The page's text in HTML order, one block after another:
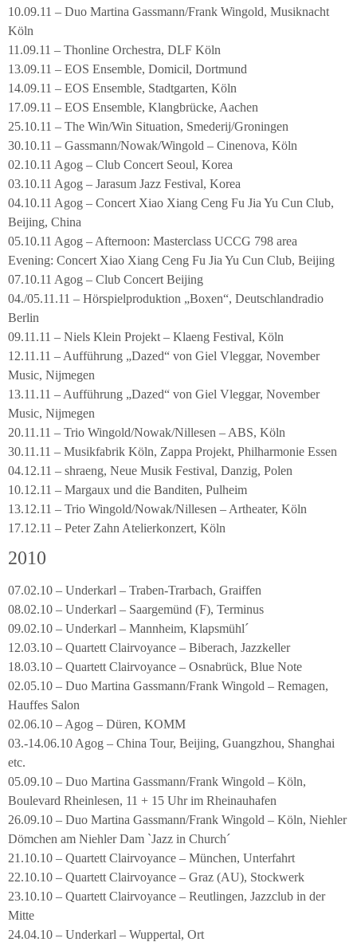
10.09.11 – Duo Martina Gassmann/Frank Wingold, Musiknacht
Köln
11.09.11 – Thonline Orchestra, DLF Köln
13.09.11 – EOS Ensemble, Domicil, Dortmund
14.09.11 – EOS Ensemble, Stadtgarten, Köln
17.09.11 – EOS Ensemble, Klangbrücke, Aachen
25.10.11 – The Win/Win Situation, Smederij/Groningen
30.10.11 – Gassmann/Nowak/Wingold – Cinenova, Köln
02.10.11 Agog – Club Concert Seoul, Korea
03.10.11 Agog – Jarasum Jazz Festival, Korea
04.10.11 Agog – Concert Xiao Xiang Ceng Fu Jia Yu Cun Club,
Beijing, China
05.10.11 Agog – Afternoon: Masterclass UCCG 798 area
Evening: Concert Xiao Xiang Ceng Fu Jia Yu Cun Club, Beijing
07.10.11 Agog – Club Concert Beijing
04./05.11.11 – Hörspielproduktion „Boxen“, Deutschlandradio
Berlin
09.11.11 – Niels Klein Projekt – Klaeng Festival, Köln
12.11.11 – Aufführung „Dazed“ von Giel Vleggar, November
Music, Nijmegen
13.11.11 – Aufführung „Dazed“ von Giel Vleggar, November
Music, Nijmegen
20.11.11 – Trio Wingold/Nowak/Nillesen – ABS, Köln
30.11.11 – Musikfabrik Köln, Zappa Projekt, Philharmonie Essen
04.12.11 – shraeng, Neue Musik Festival, Danzig, Polen
10.12.11 – Margaux und die Banditen, Pulheim
13.12.11 – Trio Wingold/Nowak/Nillesen – Artheater, Köln
17.12.11 – Peter Zahn Atelierkonzert, Köln
2010
07.02.10 – Underkarl – Traben-Trarbach, Graiffen
08.02.10 – Underkarl – Saargemünd (F), Terminus
09.02.10 – Underkarl – Mannheim, Klapsmühl´
12.03.10 – Quartett Clairvoyance – Biberach, Jazzkeller
18.03.10 – Quartett Clairvoyance – Osnabrück, Blue Note
02.05.10 – Duo Martina Gassmann/Frank Wingold – Remagen,
Hauffes Salon
02.06.10 – Agog – Düren, KOMM
03.-14.06.10 Agog – China Tour, Beijing, Guangzhou, Shanghai
etc.
05.09.10 – Duo Martina Gassmann/Frank Wingold – Köln,
Boulevard Rheinlesen, 11 + 15 Uhr im Rheinauhafen
26.09.10 – Duo Martina Gassmann/Frank Wingold – Köln, Niehler
Dömchen am Niehler Dam `Jazz in Church´
21.10.10 – Quartett Clairvoyance – München, Unterfahrt
22.10.10 – Quartett Clairvoyance – Graz (AU), Stockwerk
23.10.10 – Quartett Clairvoyance – Reutlingen, Jazzclub in der
Mitte
24.04.10 – Underkarl – Wuppertal, Ort